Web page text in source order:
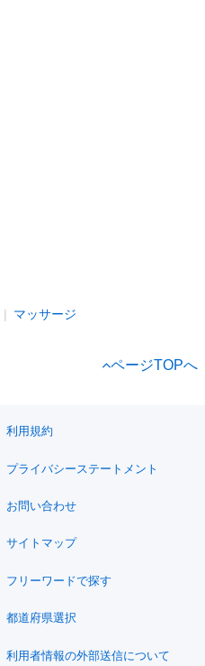
マッサージ
ページTOPへ
利用規約
プライバシーステートメント
お問い合わせ
サイトマップ
フリーワードで探す
都道府県選択
利用者情報の外部送信について